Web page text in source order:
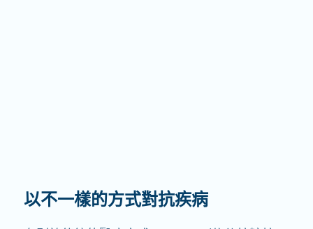
以不一樣的方式對抗疾病